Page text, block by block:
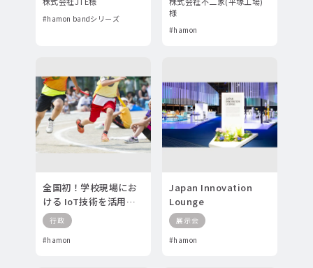
#hamon bandシリーズ
様
#hamon
全国初！学校現場にお
ける IoT技術を活用し
た暑熱対策
行政
#hamon
Japan Innovation
Lounge
展示会
#hamon